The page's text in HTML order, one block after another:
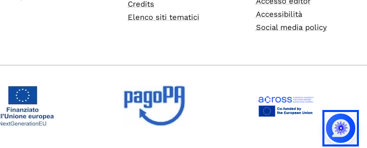
Credits
Elenco siti tematici
Accessibilità
Social media policy